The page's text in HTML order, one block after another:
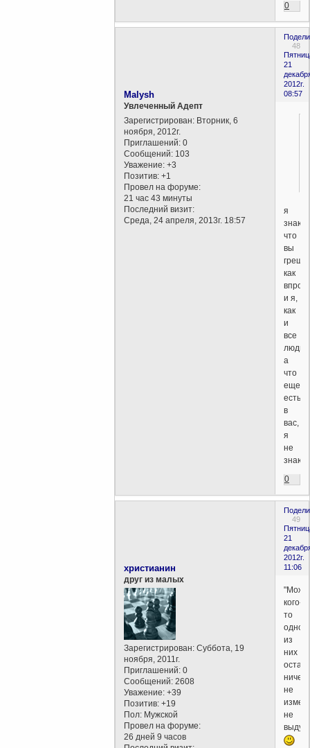
0
48
21
2012г.
08:57
Malysh
Увлеченный Адепт
Зарегистрирован: Вторник, 6
ноября, 2012г.
Приглашений: 0
Сообщений: 103
Уважение: +3
Позитив: +1
Провел на форуме:
21 час 43 минуты
Последний визит:
Среда, 24 апреля, 2013г. 18:57
я
знаю,
что
вы
как
и я,
как
и
все
люди
а
что
еще
есть
в
вас,
я
не
знаю
0
49
21
2012г.
11:06
христианин
друг из малых
Зарегистрирован: Суббота, 19
ноября, 2011г.
Приглашений: 0
Сообщений: 2608
Уважение: +39
Позитив: +19
Пол: Мужской
Провел на форуме:
26 дней 9 часов
кого-
то
одного
из
них
ничего
не
не